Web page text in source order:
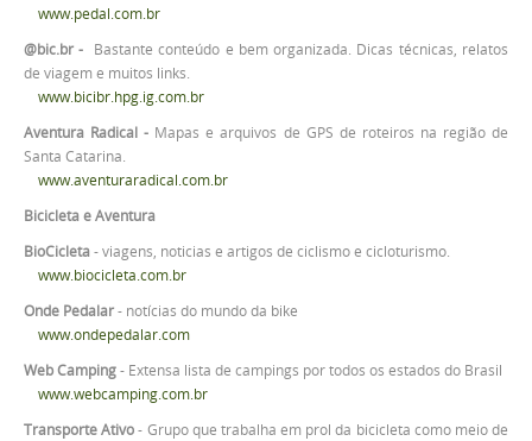
www.pedal.com.br
@bic.br -
Bastante conteúdo e bem organizada. Dicas técnicas, relatos
de viagem e muitos links.
www.bicibr.hpg.ig.com.br
Aventura Radical - Mapas e arquivos de GPS de roteiros na região de
Santa Catarina.
www.aventuraradical.com.br
Bicicleta e Aventura
BioCicleta- viagens, noticias e artigos de ciclismo e cicloturismo.
www.biocicleta.com.br
Onde Pedalar- notícias do mundo da bike
www.ondepedalar.com
Web Camping- Extensa lista de campings por todos os estados do Brasil
www.webcamping.com.br
Transporte Ativo- Grupo que trabalha em prol da bicicleta como meio de